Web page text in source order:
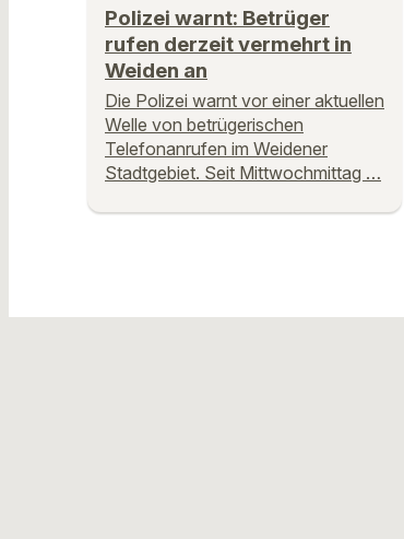
Polizei warnt: Betrüger
rufen derzeit vermehrt in
Weiden an
Die Polizei warnt vor einer aktuellen
Welle von betrügerischen
Telefonanrufen im Weidener
Stadtgebiet. Seit Mittwochmittag …